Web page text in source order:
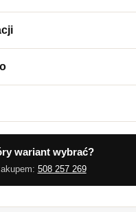
wariant wybrać?
508 257 269